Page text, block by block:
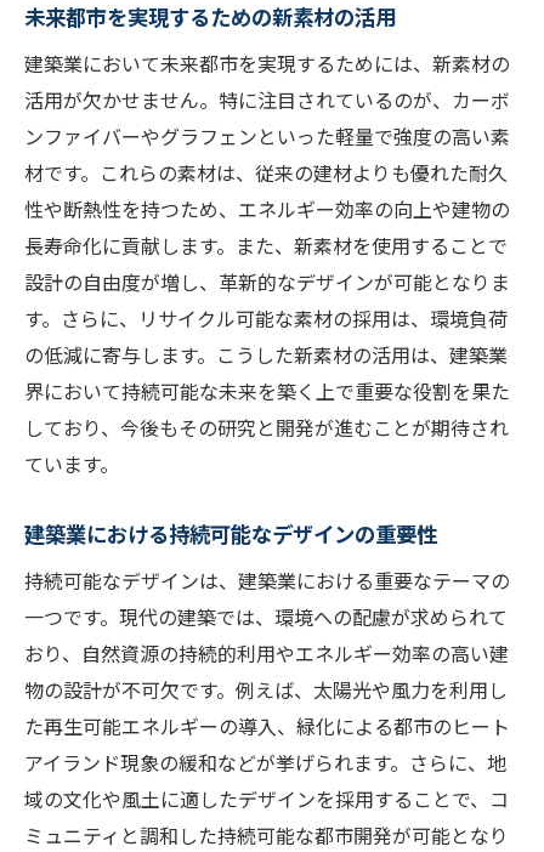
合がもたらす新たな価値
エコロジーを考慮したスマートビルの開発
デジタルツイン技術で実現する効率的な建
設プロセス
建築業におけるAIの革新と応用例
環境に優しい建築材料の研究と開発
建物のライフサイクル管理とデジタル化
持続可能性を追求する未来の建築デザイン
建築業の先端技術を活用した持続可能な商品開
発の方法
ナノテクノロジーを用いた新しい建材の探
サステナブルアーキテクチャの基準と実践
再生可能エネルギーを活用した建築デザイ
ン
ゼロエネルギーハウスの実現に向けて
持続可能な都市開発を支える技術革新
デジタル化が加速する建築業におけるプロセス
改善の重要性
未来都市を実現するための新素材の活用
建築業において未来都市を実現するためには、新素材の
活用が欠かせません。特に注目されているのが、カーボ
ンファイバーやグラフェンといった軽量で強度の高い素
材です。これらの素材は、従来の建材よりも優れた耐久
性や断熱性を持つため、エネルギー効率の向上や建物の
長寿命化に貢献します。また、新素材を使用することで
設計の自由度が増し、革新的なデザインが可能となりま
す。さらに、リサイクル可能な素材の採用は、環境負荷
の低減に寄与します。こうした新素材の活用は、建築業
界において持続可能な未来を築く上で重要な役割を果た
しており、今後もその研究と開発が進むことが期待され
ています。
建築業における持続可能なデザインの重要性
持続可能なデザインは、建築業における重要なテーマの
一つです。現代の建築では、環境への配慮が求められて
おり、自然資源の持続的利用やエネルギー効率の高い建
物の設計が不可欠です。例えば、太陽光や風力を利用し
た再生可能エネルギーの導入、緑化による都市のヒート
アイランド現象の緩和などが挙げられます。さらに、地
域の文化や風土に適したデザインを採用することで、コ
ミュニティと調和した持続可能な都市開発が可能となり